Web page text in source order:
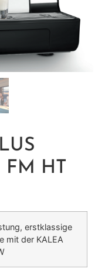
FM HT
erstklassige
mit der KALEA